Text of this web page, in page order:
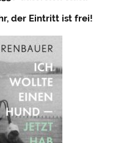
der Eintritt ist frei!